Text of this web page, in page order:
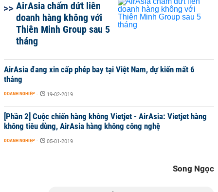
AirAsia chấm dứt liên
doanh hàng không với
Thiên Minh Group sau 5
tháng
AirAsia đang xin cấp phép bay tại Việt Nam, dự kiến mất 6
tháng
DOANH NGHIỆP - 19-02-2019
[Phần 2] Cuộc chiến hàng không Vietjet - AirAsia: Vietjet hàng
không tiêu dùng, AirAsia hàng không công nghệ
DOANH NGHIỆP - 05-01-2019
Song Ngọc